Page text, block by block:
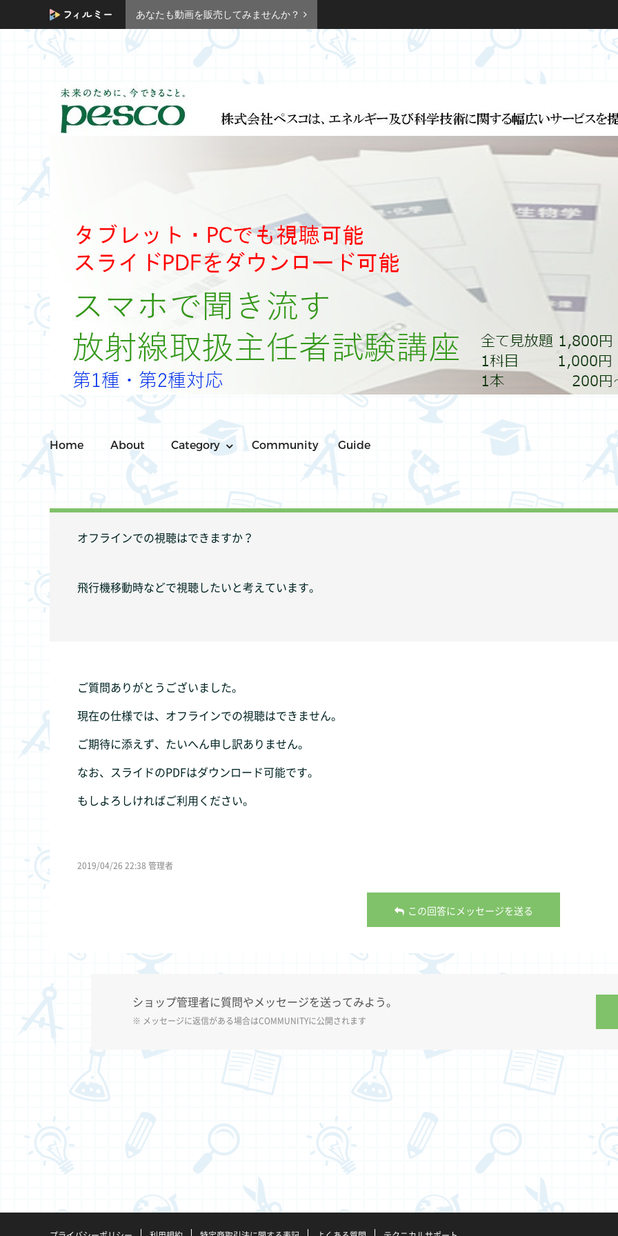
あなたも動画を販売してみませんか？
Home About Category Community Guide
オフラインでの視聴はできますか？
飛行機移動時などで視聴したいと考えています。
ご質問ありがとうございました。
現在の仕様では、オフラインでの視聴はできません。
ご期待に添えず、たいへん申し訳ありません。
なお、スライドのPDFはダウンロード可能です。
もしよろしければご利用ください。
2019/04/26 22:38 管理者
この回答にメッセージを送る
ショップ管理者に質問やメッセージを送ってみよう。
※ メッセージに返信がある場合はCOMMUNITYに公開されます